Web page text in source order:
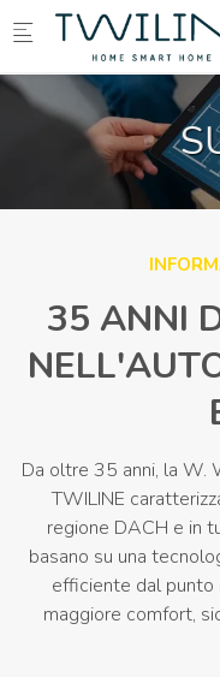
Skip to main content
35 ANNI
Da oltre 35 anni, la W.
TWILINE
regione DACH e in
basano su una
efficiente dal punto
maggiore comfort,